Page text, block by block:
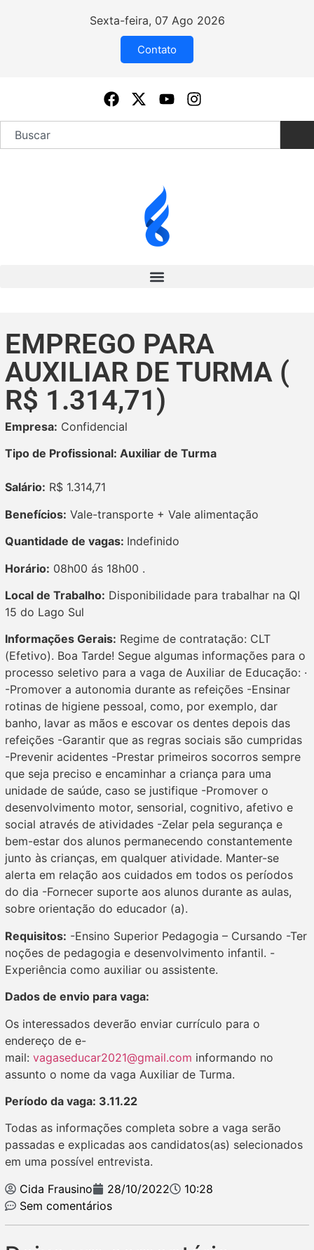
Sexta-feira, 07 Ago 2026
Contato
EMPREGO PARA
AUXILIAR DE TURMA (
R$ 1.314,71)
Empresa: Confidencial
Tipo de Profissional: Auxiliar de Turma
Salário: R$ 1.314,71
Benefícios: Vale-transporte + Vale alimentação
Quantidade de vagas: Indefinido
Horário: 08h00 ás 18h00 .
Local de Trabalho: Disponibilidade para trabalhar na QI
15 do Lago Sul
Informações Gerais: Regime de contratação: CLT
(Efetivo). Boa Tarde! Segue algumas informações para o
processo seletivo para a vaga de Auxiliar de Educação: ·
-Promover a autonomia durante as refeições -Ensinar
rotinas de higiene pessoal, como, por exemplo, dar
banho, lavar as mãos e escovar os dentes depois das
refeições -Garantir que as regras sociais são cumpridas
-Prevenir acidentes -Prestar primeiros socorros sempre
que seja preciso e encaminhar a criança para uma
unidade de saúde, caso se justifique -Promover o
desenvolvimento motor, sensorial, cognitivo, afetivo e
social através de atividades -Zelar pela segurança e
bem-estar dos alunos permanecendo constantemente
junto às crianças, em qualquer atividade. Manter-se
alerta em relação aos cuidados em todos os períodos
do dia -Fornecer suporte aos alunos durante as aulas,
sobre orientação do educador (a).
Requisitos: -Ensino Superior Pedagogia – Cursando -Ter
noções de pedagogia e desenvolvimento infantil. -
Experiência como auxiliar ou assistente.
Dados de envio para vaga:
Os interessados deverão enviar currículo para o
endereço de e-
mail: vagaseducar2021@gmail.com informando no
assunto o nome da vaga Auxiliar de Turma.
Período da vaga: 3.11.22
Todas as informações completa sobre a vaga serão
passadas e explicadas aos candidatos(as) selecionados
em uma possível entrevista.
Cida Frausino
28/10/2022
10:28
Sem comentários